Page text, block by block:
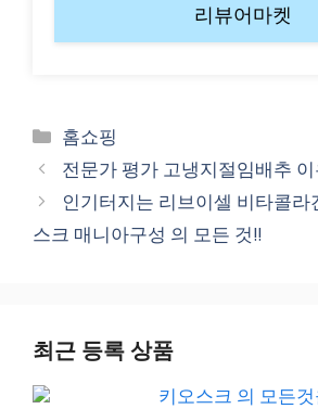
리뷰어마켓
Categories
홈쇼핑
전문가 평가 고냉지절임배추
인기터지는 리브이셀 비타콜
스크 매니아구성 의 모든 것!!
최근 등록 상품
키오스크 의 모든